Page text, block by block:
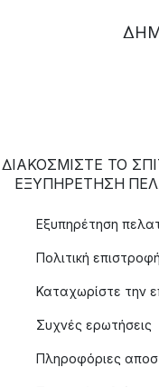
ΔΙΑΚΟΣΜΙΣΤΕ ΤΟ
ΕΞΥΠΗΡΈΤΗΣΗ
Εξυπηρέτηση
Πολιτική
Καταχωρίστε την
Συχνές ερωτήσεις
Πληροφόριες